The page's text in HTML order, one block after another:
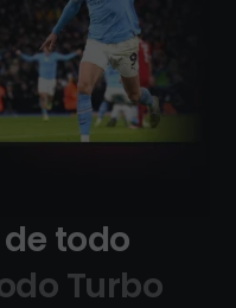
todo
Turbo